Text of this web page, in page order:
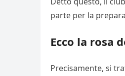
parte per la
Ecco la rosa
Precisamente, si